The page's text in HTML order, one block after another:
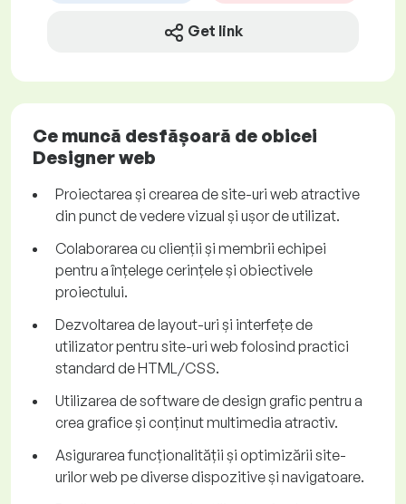
Get link
Ce muncă desfășoară de obicei
Designer web
Proiectarea și crearea de site-uri web atractive
din punct de vedere vizual și ușor de utilizat.
Colaborarea cu clienții și membrii echipei
pentru a înțelege cerințele și obiectivele
proiectului.
Dezvoltarea de layout-uri și interfețe de
utilizator pentru site-uri web folosind practici
standard de HTML/CSS.
Utilizarea de software de design grafic pentru a
crea grafice și conținut multimedia atractiv.
Asigurarea funcționalității și optimizării site-
urilor web pe diverse dispozitive și navigatoare.